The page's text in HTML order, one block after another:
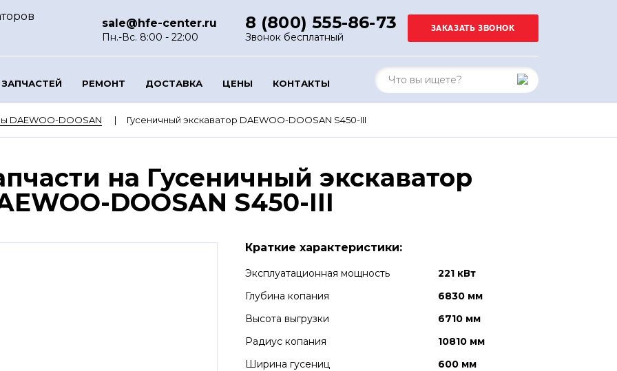
sale@hfe-center.ru
Пн.-Вс. 8:00 - 22:00
8 (800) 555-86-73
Звонок бесплатный
РЕМОНТ ДОСТАВКА ЦЕНЫ КОНТАКТЫ
DAEWOO-DOOSAN Гусеничный экскаватор DAEWOO-DOOSAN S450-III
на Гусеничный экскаватор
DOOSAN S450-III
Краткие характеристики:
Эксплуатационная мощность
221 кВт
Глубина копания
6830 мм
Высота выгрузки
6710 мм
Радиус копания
10810 мм
Ширина гусениц
600 мм